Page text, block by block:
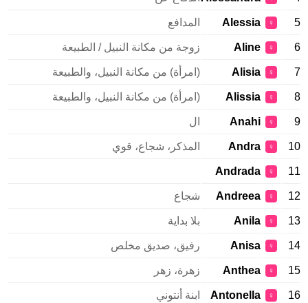
5
♀
Alessia المدافع
6
♀
Aline زوجة من مكانة النبيل / الطبيعة
7
♀
Alisia (امرأة) من مكانة النبيل، والطبيعة
8
♀
Alissia (امرأة) من مكانة النبيل، والطبيعة
9
♀
Anahi ال
10
♀
Andra المذكر، شجاع، قوي
11
♀
Andrada
12
♀
Andreea شجاع
13
♀
Anila بلا بداية
14
♀
Anisa رفيق، صديق مخلص
15
♀
Anthea زهرة، زهر
16
♀
Antonella ابنة أنتوني